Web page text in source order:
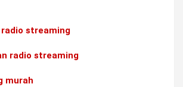
streaming
radio streaming
murah